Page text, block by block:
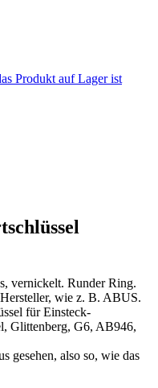
Produkt auf Lager ist
vernickelt. Runder Ring.
wie z. B. ABUS.
für Einsteck-
Glittenberg, G6, AB946,
gesehen, also so, wie das